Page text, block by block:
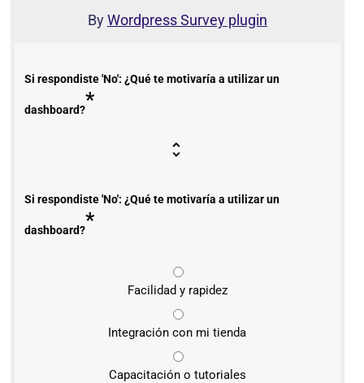
ByWordpress Survey plugin
Si respondiste 'No': ¿Qué te motivaría a utilizar un
dashboard?*
Si respondiste 'No': ¿Qué te motivaría a utilizar un
dashboard?*
Facilidad y rapidez
Integración con mi tienda
Capacitación o tutoriales